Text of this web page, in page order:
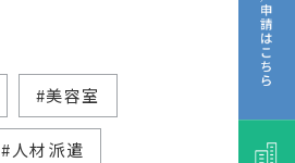
#美容室
#人材派遣